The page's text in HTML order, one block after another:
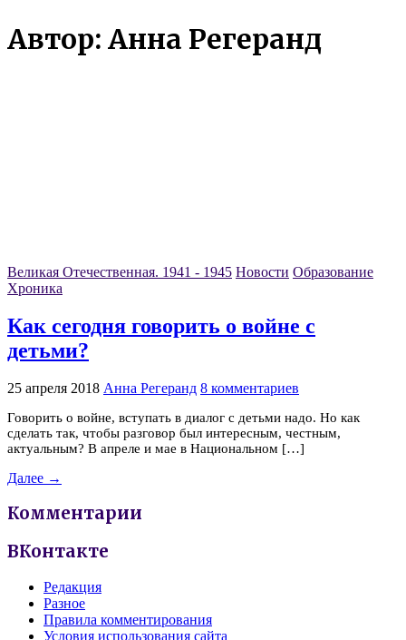
Автор: Анна Регеранд
Великая Отечественная. 1941 - 1945 Новости Образование
Хроника
Как сегодня говорить о войне с
детьми?
25 апреля 2018 Анна Регеранд 8 комментариев
Говорить о войне, вступать в диалог с детьми надо. Но как
сделать так, чтобы разговор был интересным, честным,
актуальным? В апреле и мае в Национальном […]
Далее →
Комментарии
ВКонтакте
Редакция
Разное
Правила комментирования
Условия использования сайта